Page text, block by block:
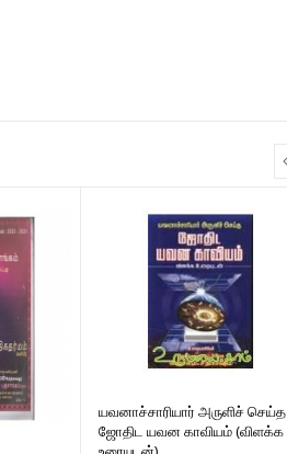
யவனாச்சாரியார் அருளிச் செய்த
ஜோதிட யவன காவியம் (விளக்க